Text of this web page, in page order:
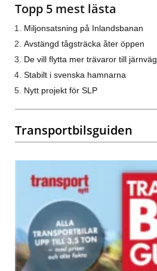
Topp 5 mest lästa
Miljonsatsning på Inlandsbanan
Avstängd tågsträcka åter öppen
De vill flytta mer trävaror till järnväg
Stabilt i svenska hamnarna
Nytt projekt för SLP
Transportbilsguiden